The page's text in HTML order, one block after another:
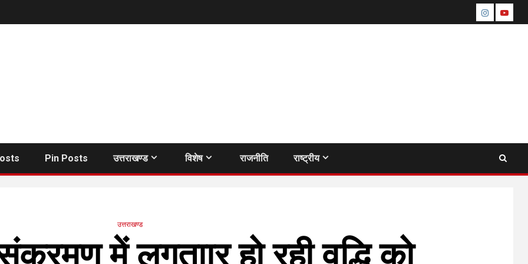
instagram
Pin Posts उत्तराखण्ड विशेष राजनीति राष्ट्रीय
उत्तराखण्ड
में लगताार हो रही वृद्धि को